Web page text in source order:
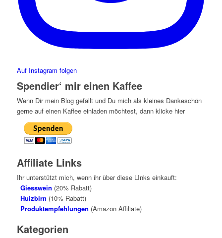
Auf Instagram folgen
Spendier‘ mir einen Kaffee
Wenn Dir mein Blog gefällt und Du mich als kleines Dankeschön
gerne auf einen Kaffee einladen möchtest, dann klicke hier
Affiliate Links
Ihr unterstützt mich, wenn ihr über diese LInks einkauft:
Giesswein (20% Rabatt)
Huizbirn (10% Rabatt)
Produktempfehlungen (Amazon Affiliate)
Kategorien